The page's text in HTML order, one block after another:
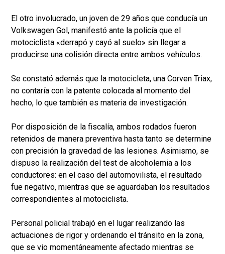
El otro involucrado, un joven de 29 años que conducía un
Volkswagen Gol, manifestó ante la policía que el
motociclista «derrapó y cayó al suelo» sin llegar a
producirse una colisión directa entre ambos vehículos.
Se constató además que la motocicleta, una Corven Triax,
no contaría con la patente colocada al momento del
hecho, lo que también es materia de investigación.
Por disposición de la fiscalía, ambos rodados fueron
retenidos de manera preventiva hasta tanto se determine
con precisión la gravedad de las lesiones. Asimismo, se
dispuso la realización del test de alcoholemia a los
conductores: en el caso del automovilista, el resultado
fue negativo, mientras que se aguardaban los resultados
correspondientes al motociclista.
Personal policial trabajó en el lugar realizando las
actuaciones de rigor y ordenando el tránsito en la zona,
que se vio momentáneamente afectado mientras se